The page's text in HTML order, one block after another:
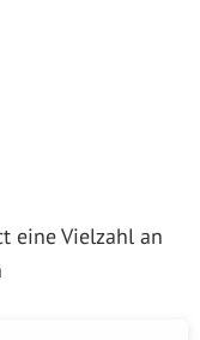
eine Vielzahl an